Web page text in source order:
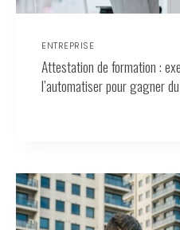
ENTREPRISE
Attestation de formation :
l’automatiser pour gagner